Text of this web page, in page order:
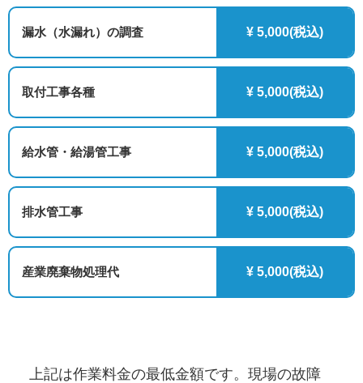
漏水（水漏れ）の調査 ¥ 5,000(税込)
取付工事各種 ¥ 5,000(税込)
給水管・給湯管工事 ¥ 5,000(税込)
排水管工事 ¥ 5,000(税込)
産業廃棄物処理代 ¥ 5,000(税込)
上記は作業料金の最低金額です。現場の故障